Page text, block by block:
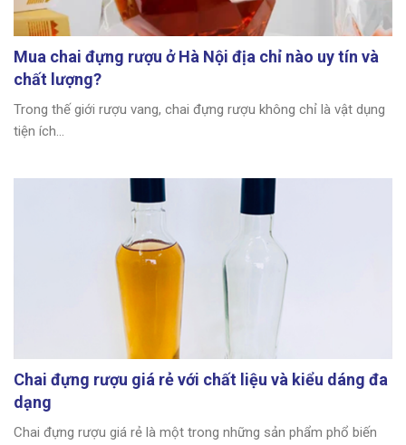
Mua chai đựng rượu ở Hà Nội địa chỉ nào uy tín và
chất lượng?
Trong thế giới rượu vang, chai đựng rượu không chỉ là vật dụng
tiện ích...
Chai đựng rượu giá rẻ với chất liệu và kiểu dáng đa
dạng
Chai đựng rượu giá rẻ là một trong những sản phẩm phổ biến